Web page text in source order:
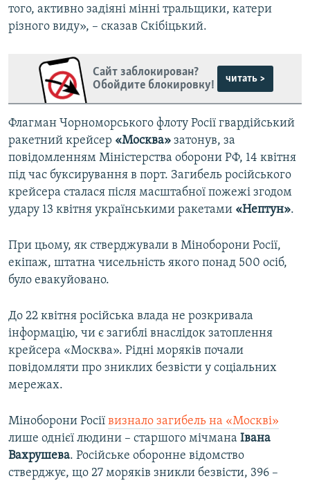
того, активно задіяні мінні тральщики, катери
різного виду», – сказав Скібіцький.
Сайт заблокирован?
Обойдите блокировку!
читать >
Флагман Чорноморського флоту Росії гвардійський
ракетний крейсер «Москва» затонув, за
повідомленням Міністерства оборони РФ, 14 квітня
під час буксирування в порт. Загибель російського
крейсера сталася після масштабної пожежі згодом
удару 13 квітня українськими ракетами «Нептун».
При цьому, як стверджували в Міноборони Росії,
екіпаж, штатна чисельність якого понад 500 осіб,
було евакуйовано.
До 22 квітня російська влада не розкривала
інформацію, чи є загиблі внаслідок затоплення
крейсера «Москва». Рідні моряків почали
повідомляти про зниклих безвісти у соціальних
мережах.
Міноборони Росії визнало загибель на «Москві»
лише однієї людини – старшого мічмана Івана
Вахрушева. Російське оборонне відомство
стверджує, що 27 моряків зникли безвісти, 396 –